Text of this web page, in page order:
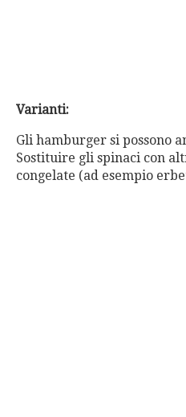
Varianti:
Gli hamburger si possono
Sostituire gli spinaci con
congelate (ad esempio